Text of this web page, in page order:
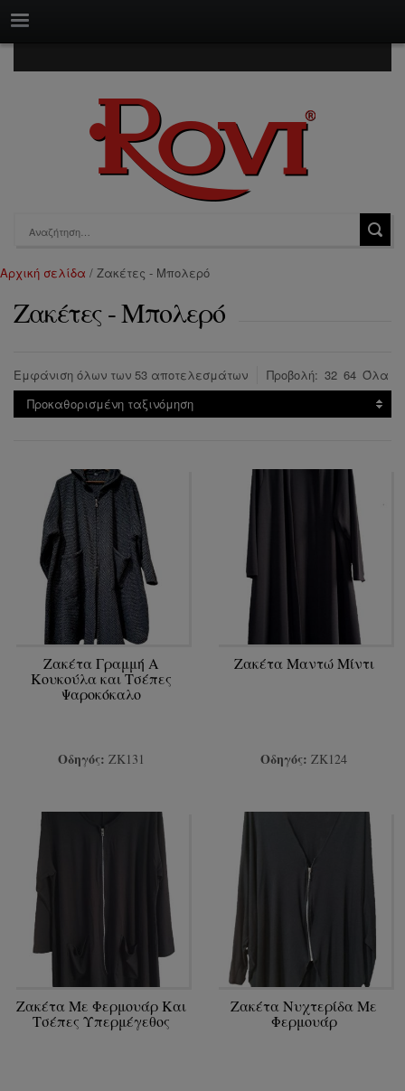
Αρχική σελίδα / Ζακέτες - Μπολερό
Ζακέτες - Μπολερό
Εμφάνιση όλων των 53 αποτελεσμάτων Προβολή: 32 64 Όλα
Προκαθορισμένη ταξινόμηση
Ζακέτα Γραμμή Α
Κουκούλα και Τσέπες
Ψαροκόκαλο
Οδηγός: ΖΚ131
Ζακέτα Μαντώ Μίντι
Οδηγός: ΖΚ124
Ζακέτα Με Φερμουάρ Και
Τσέπες Υπερμέγεθος
Ζακέτα Νυχτερίδα Με
Φερμουάρ